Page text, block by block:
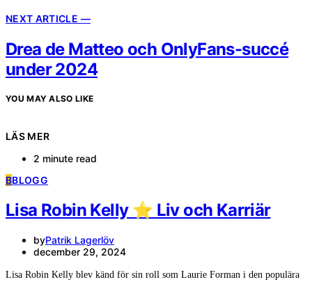
NEXT ARTICLE —
Drea de Matteo och OnlyFans-succé
under 2024
YOU MAY ALSO LIKE
LÄS MER
2 minute read
BBLOGG
Lisa Robin Kelly ⭐️ Liv och Karriär
byPatrik Lagerlöv
december 29, 2024
Lisa Robin Kelly blev känd för sin roll som Laurie Forman i den populära